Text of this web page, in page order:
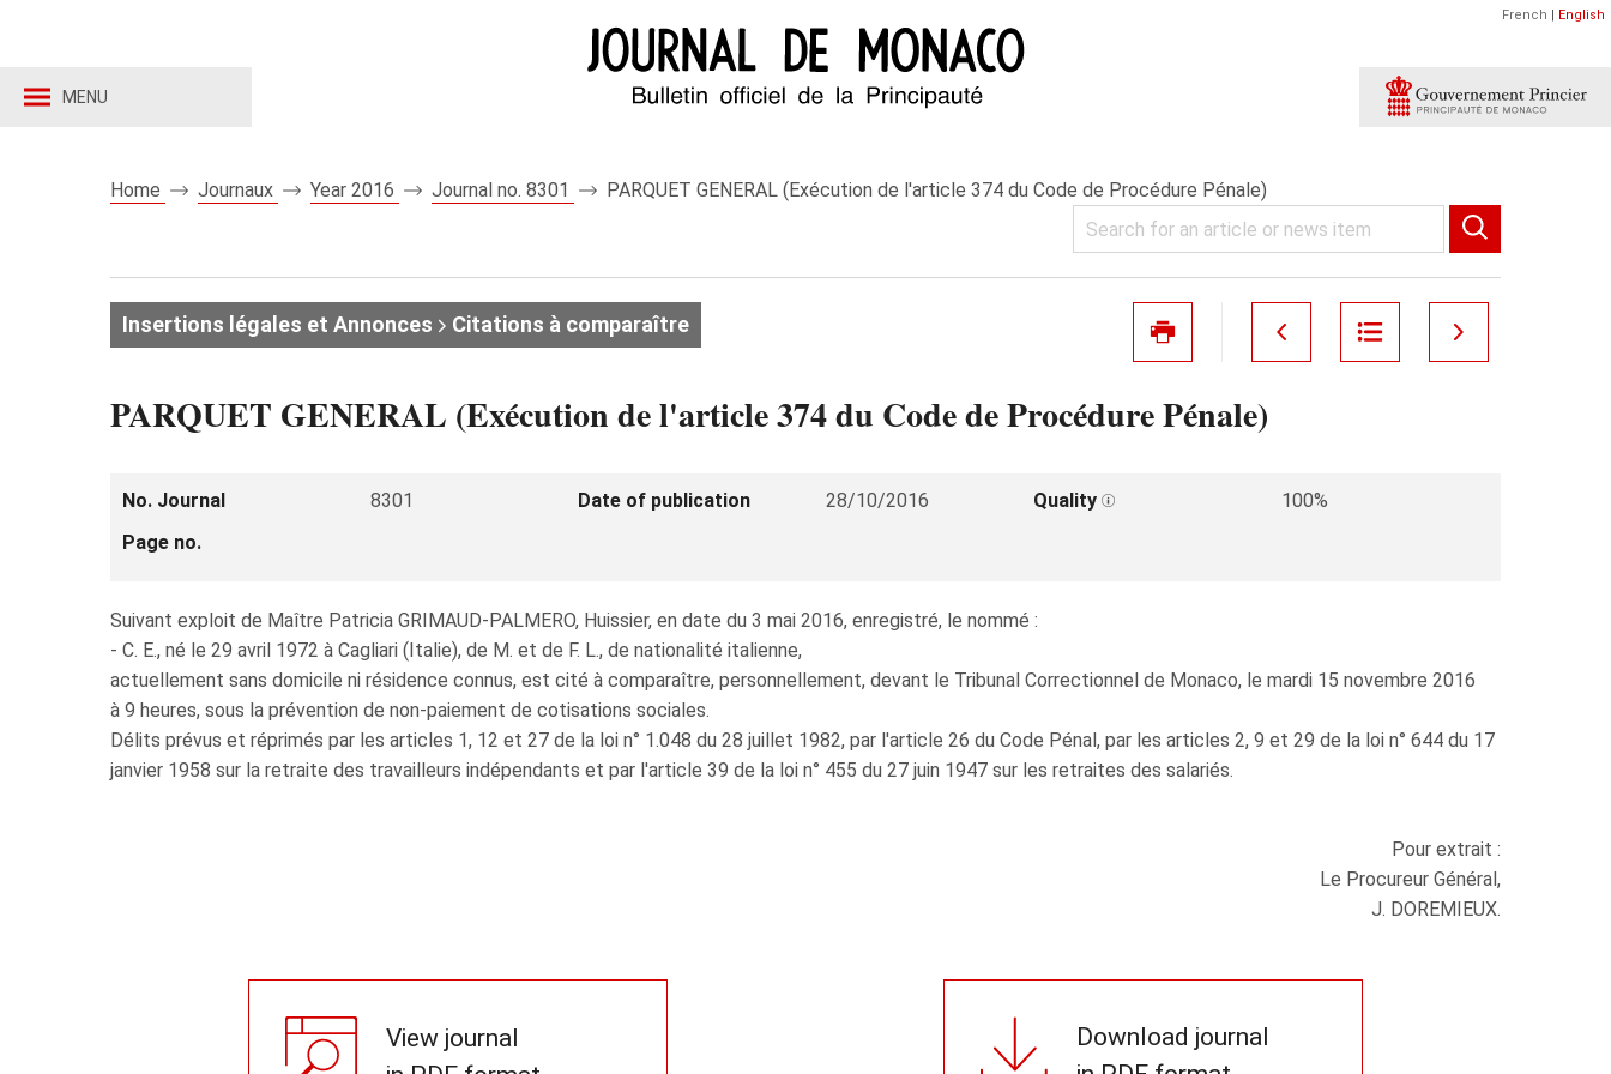
MENU
French | English
Home Journaux Year 2016 Journal no. 8301 PARQUET GENERAL (Exécution de l'article 374 du Code de Procédure Pénale)
Insertions légales et Annonces Citations à comparaître
PARQUET GENERAL (Exécution de l'article 374 du Code de Procédure Pénale)
No. Journal 8301 Date of publication 28/10/2016 Quality
100%
Page no.
Suivant exploit de Maître Patricia GRIMAUD-PALMERO, Huissier, en date du 3 mai 2016, enregistré, le nommé :
- C. E., né le 29 avril 1972 à Cagliari (Italie), de M. et de F. L., de nationalité italienne,
actuellement sans domicile ni résidence connus, est cité à comparaître, personnellement, devant le Tribunal Correctionnel de Monaco, le mardi 15 novembre 2016
à 9 heures, sous la prévention de non-paiement de cotisations sociales.
Délits prévus et réprimés par les articles 1, 12 et 27 de la loi n° 1.048 du 28 juillet 1982, par l'article 26 du Code Pénal, par les articles 2, 9 et 29 de la loi n° 644 du 17
janvier 1958 sur la retraite des travailleurs indépendants et par l'article 39 de la loi n° 455 du 27 juin 1947 sur les retraites des salariés.
Pour extrait :
Le Procureur Général,
J. DOREMIEUX.
View journal
Download journal